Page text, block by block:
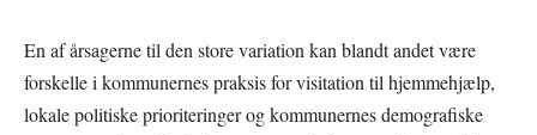
En af årsagerne til den store variation kan blandt andet være
forskelle i kommunernes praksis for visitation til hjemmehjælp,
lokale politiske prioriteringer og kommunernes demografiske